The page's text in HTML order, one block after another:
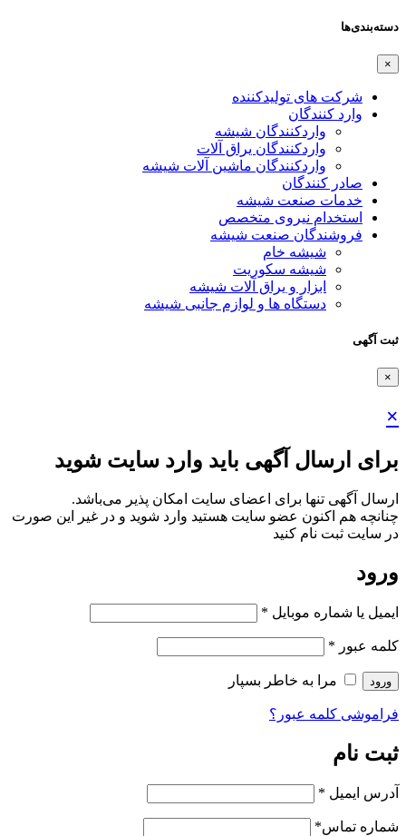
دسته‌بندی‌ها
×
شرکت های تولیدکننده
وارد کنندگان
واردکنندگان شیشه
واردکنندگان یراق آلات
واردکنندگان ماشین آلات شیشه
صادر کنندگان
خدمات صنعت شیشه
استخدام نیروی متخصص
فروشندگان صنعت شیشه
شیشه خام
شیشه سکوریت
ابزار و یراق آلات شیشه
دستگاه ها و لوازم جانبی شیشه
ثبت آگهی
×
×
برای ارسال آگهی باید وارد سایت شوید
ارسال آگهی تنها برای اعضای سایت امکان پذیر می‌باشد.
چنانچه هم‌ اکنون عضو سایت هستید وارد شوید و در غیر این صورت
در سایت ثبت نام کنید
ورود
ایمیل یا شماره موبایل *
کلمه عبور *
ورود مرا به خاطر بسپار
فراموشی کلمه عبور؟
ثبت نام
آدرس ایمیل *
شماره تماس*